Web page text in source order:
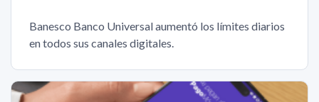
Banesco Banco Universal aumentó los límites diarios
en todos sus canales digitales.